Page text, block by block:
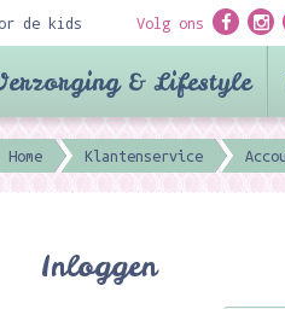
de kids Volg ons
& Lifestyle
Home Klantenservice
Inloggen